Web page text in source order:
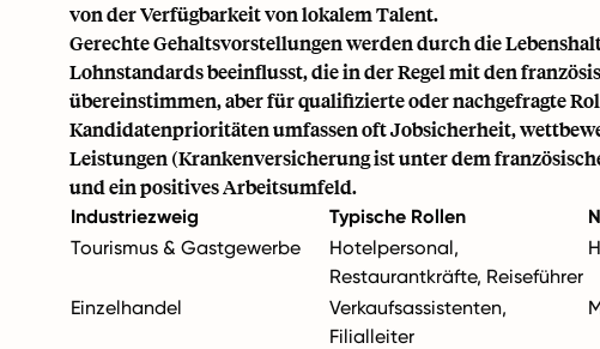
von der Verfügbarkeit von lokalem Talent.
Gerechte Gehaltsvorstellungen werden durch die
Lohnstandards beeinflusst, die in der Regel mit den
übereinstimmen, aber für qualifizierte oder nachgefragte
Kandidatenprioritäten umfassen oft Jobsicherheit,
Leistungen (Krankenversicherung ist unter dem
und ein positives Arbeitsumfeld.
Industriezweig Typische Rollen
Tourismus & Gastgewerbe
Hotelpersonal,
Restaurantkräfte, Reiseführer
Einzelhandel
Verkaufsassistenten,
Filialleiter